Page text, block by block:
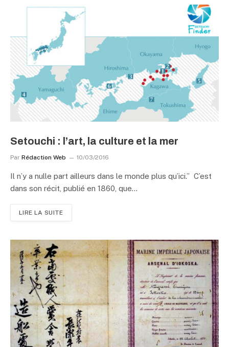
Setouchi : l’art, la culture et la mer
Par Rédaction Web 10/03/2016
Il n’y a nulle part ailleurs dans le monde plus qu’ici.” C’est
dans son récit, publié en 1860, que…
LIRE LA SUITE